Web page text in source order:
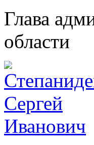
Глава
области